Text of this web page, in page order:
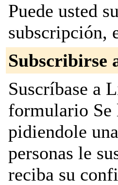
Puede usted
subscripción,
Subscribirse
Suscríbase a
formulario Se
pidiendole
personas le
reciba su